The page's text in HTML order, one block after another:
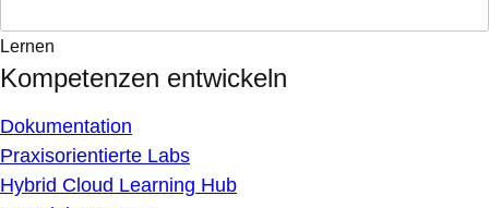
Lernen
Kompetenzen entwickeln
Dokumentation
Praxisorientierte Labs
Hybrid Cloud Learning Hub